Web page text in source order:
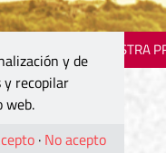
MOSTRA
y de
y recopilar
web.
· No acepto